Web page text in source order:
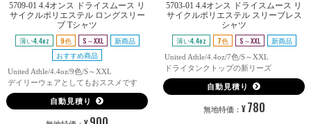
5709-01 4.4オンス ドライスムース リ
サイクルポリエステル ロングスリー
ブ Tシャツ
薄い4.4oz 9色 S～XXL
新商品
おすすめ商品
United Athle/4.4oz/9色/S～XXL
デイリーウェアとしてもおススメです
自動見積り
5703-01 4.4オンス ドライスムース リ
サイクルポリエステル スリーブレス
シャツ
薄い4.4oz 7色 S～XXL 新商品
United Athle/4.4oz/7色/S～XXL
ドライタンクトップの新リーズ
自動見積り
無地特価： ¥ 780